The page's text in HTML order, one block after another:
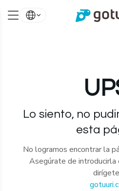
Lo siento, no
esta
No logramos encontrar la
Asegúrate de introducirla